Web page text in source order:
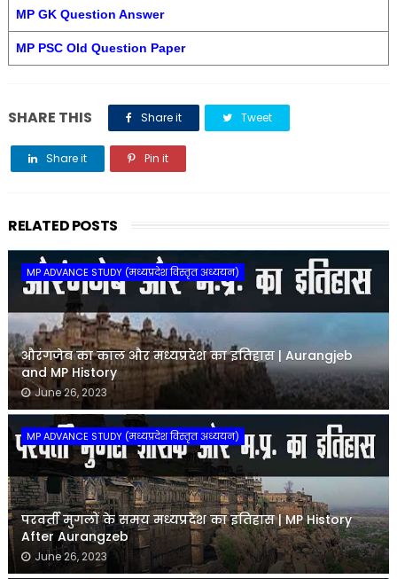
MP GK Question Answer
MP PSC Old Question Paper
SHARE THIS Share it Tweet
Share it Pin it
RELATED POSTS
MP ADVANCE STUDY (मध्यप्रदेश विस्तृत अध्ययन)
औरंगजेब का काल और मध्यप्रदेश का इतिहास | Aurangjeb
and MP History
June 26, 2023
MP ADVANCE STUDY (मध्यप्रदेश विस्तृत अध्ययन)
परवर्ती मुगलों के समय मध्यप्रदेश का इतिहास | MP History
After Aurangzeb
June 26, 2023